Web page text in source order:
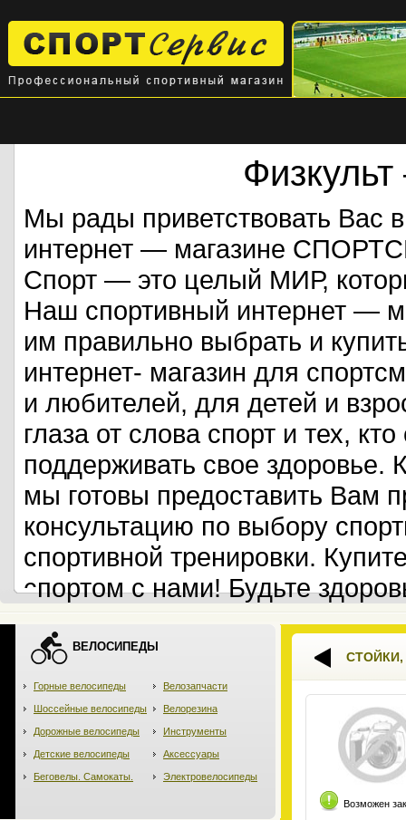
Мы рады приветствовать Вас
интернет — магазине
Спорт — это целый МИР,
Наш спортивный интернет —
им правильно выбрать и
интернет- магазин для
и любителей, для детей и
глаза от слова спорт и тех,
поддерживать свое
мы готовы предоставить Вам
консультацию по выбору
спортивной тренировки.
спортом с нами! Будьте
ВЕЛОСИПЕДЫ
Горные велосипеды
Шоссейные велосипеды
Дорожные велосипеды
Детские велосипеды
Беговелы. Самокаты.
Велозапчасти
Велорезина
Инструменты
Аксессуары
Электровелосипеды
Возможен